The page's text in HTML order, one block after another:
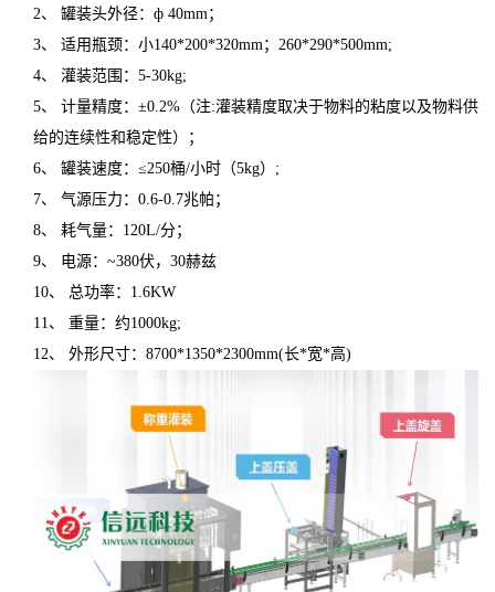
2、 罐装头外径：ф 40mm；
3、 适用瓶颈：小140*200*320mm；260*290*500mm;
4、 灌装范围：5-30kg;
5、 计量精度：±0.2%（注:灌装精度取决于物料的粘度以及物料供
给的连续性和稳定性）；
6、 罐装速度：≤250桶/小时（5kg）;
7、 气源压力：0.6-0.7兆帕；
8、 耗气量：120L/分；
9、 电源：~380伏，30赫兹
10、 总功率：1.6KW
11、 重量：约1000kg;
12、 外形尺寸：8700*1350*2300mm(长*宽*高)